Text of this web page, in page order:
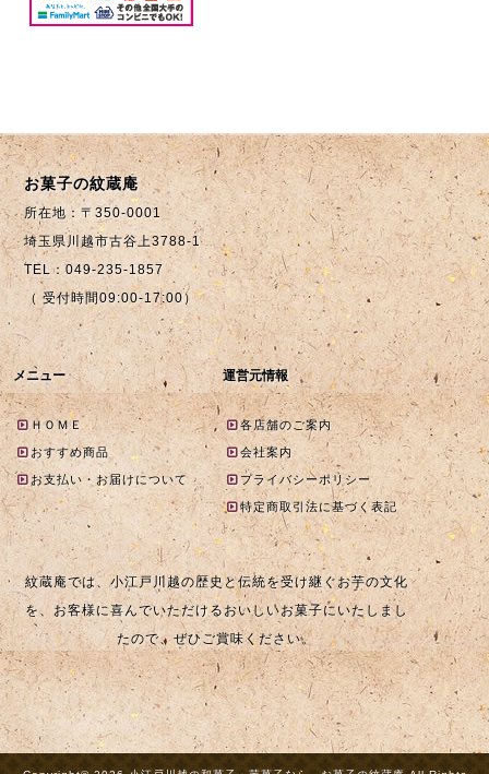
お菓子の紋蔵庵
所在地：〒350-0001
埼玉県川越市古谷上3788-1
TEL：049-235-1857
（ 受付時間09:00-17:00）
メニュー
ＨＯＭＥ
おすすめ商品
お支払い・お届けについて
運営元情報
各店舗のご案内
会社案内
プライバシーポリシー
特定商取引法に基づく表記
紋蔵庵では、小江戸川越の歴史と伝統を受け継ぐお芋の文化
を、お客様に喜んでいただけるおいしいお菓子にいたしまし
たので、ぜひご賞味ください。